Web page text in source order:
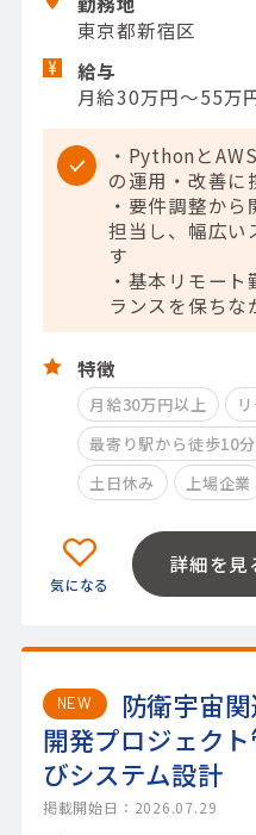
東京都新宿区
給与
月給30万円～55万
・Pythonと
の運用・改善に
・要件調整か
担当し、幅広い
す
・基本リモー
ランスを保ちな
特徴
月給30万円以上
最寄り駅から徒歩10
土日休み
上場企業
詳細を見
NEW
防衛宇宙
開発プロジェク
びシステム設計
掲載開始日：2026.07.29